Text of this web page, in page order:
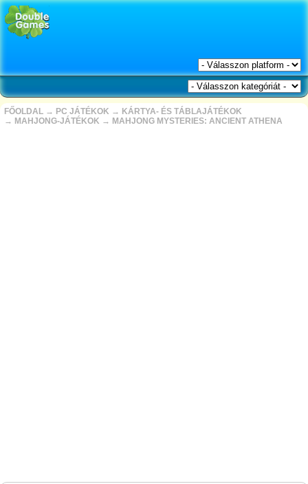
FŐOLDAL → PC JÁTÉKOK → KÁRTYA- ÉS TÁBLAJÁTÉKOK
→ MAHJONG-JÁTÉKOK → MAHJONG MYSTERIES: ANCIENT ATHENA